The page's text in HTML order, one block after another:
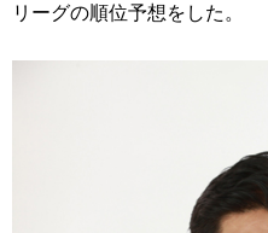
リーグの順位予想をした。